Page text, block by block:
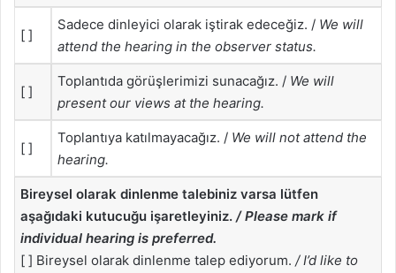
[ ]
Sadece dinleyici olarak iştirak edeceğiz. / We will
attend the hearing in the observer status.
[ ]
Toplantıda görüşlerimizi sunacağız. / We will
present our views at the hearing.
[ ]
Toplantıya katılmayacağız. / We will not attend the
hearing.
Bireysel olarak dinlenme talebiniz varsa lütfen
aşağıdaki kutucuğu işaretleyiniz. / Please mark if
individual hearing is preferred.
[ ] Bireysel olarak dinlenme talep ediyorum. / I’d like to